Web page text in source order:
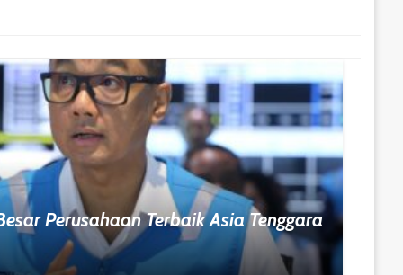
Perusahaan Terbaik Asia Tenggara